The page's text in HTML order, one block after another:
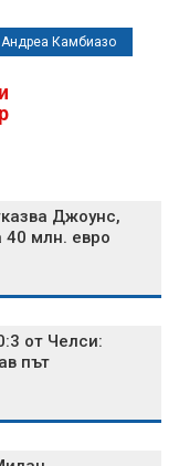
Андреа Камбиазо
Джоунс,
40 млн. евро
от Челси:
път